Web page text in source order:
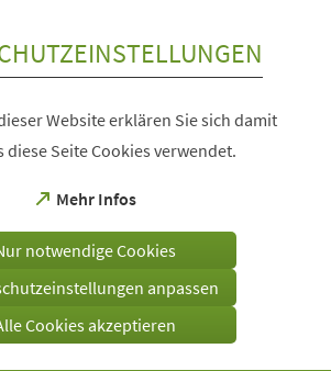
Website erklären Sie sich damit
Seite Cookies verwendet.
Mehr Infos
(Öffnet
einem
Tab)
notwendige Cookies
anpassen
Cookies akzeptieren